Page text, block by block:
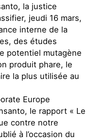
la justice
jeudi 16 mars,
interne de la
des études
potentiel mutagène
produit phare, le
la plus utilisée au
Europe
le rapport « Le
contre notre
à l’occasion du